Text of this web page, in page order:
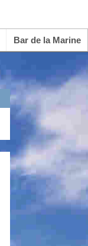
Bar de la Marine